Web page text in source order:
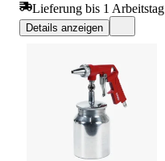
Lieferung bis 1 Arbeitstag
Details anzeigen